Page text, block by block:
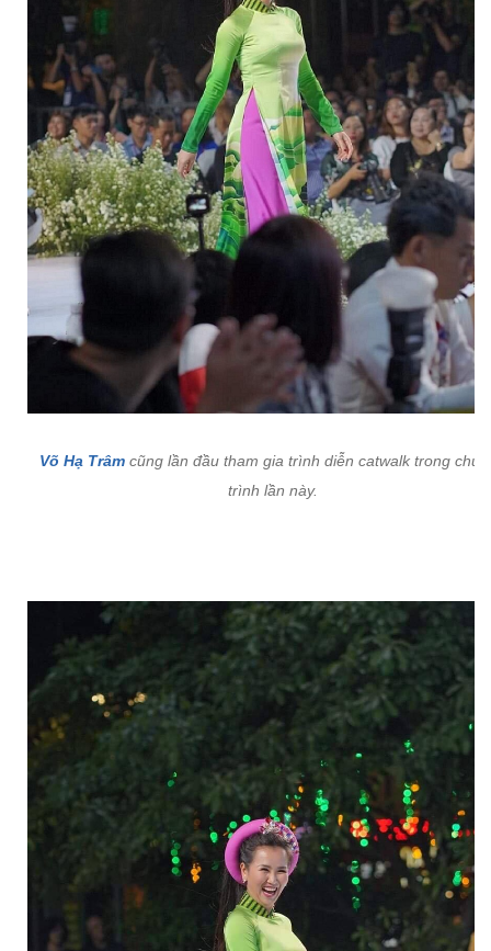
Võ Hạ Trâmcũng lần đầu tham gia trình diễn catwalk trong
trình lần này.